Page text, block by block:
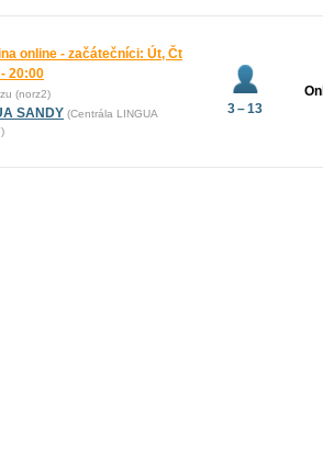
online - začátečníci: Út, Čt
20:00
(norz2)
SANDY (Centrála LINGUA
3 – 13